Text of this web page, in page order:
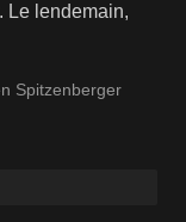
Le lendemain,
Spitzenberger